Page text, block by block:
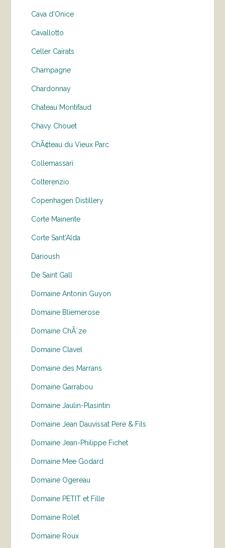
Cava d'Onice
Cavallotto
Celler Cairats
Champagne
Chardonnay
Chateau Montifaud
Chavy Chouet
ChÃ¢teau du Vieux Parc
Collemassari
Colterenzio
Copenhagen Distillery
Corte Mainente
Corte Sant'Alda
Darioush
De Saint Gall
Domaine Antonin Guyon
Domaine Bliemerose
Domaine ChÃ¨ze
Domaine Clavel
Domaine des Marrans
Domaine Garrabou
Domaine Jaulin-Plasintin
Domaine Jean Dauvissat Pere & Fils
Domaine Jean-Philippe Fichet
Domaine Mee Godard
Domaine Ogereau
Domaine PETIT et Fille
Domaine Rolet
Domaine Roux